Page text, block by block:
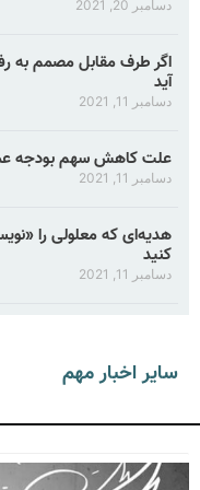
دسامبر 20, 2021
اگر طرف مقابل مصمم به
آید
دسامبر 11, 2021
علت کاهش سهم بودجه
دسامبر 11, 2021
هدیه‌ای که معلولی را
کنید
دسامبر 11, 2021
سایر اخبار مهم